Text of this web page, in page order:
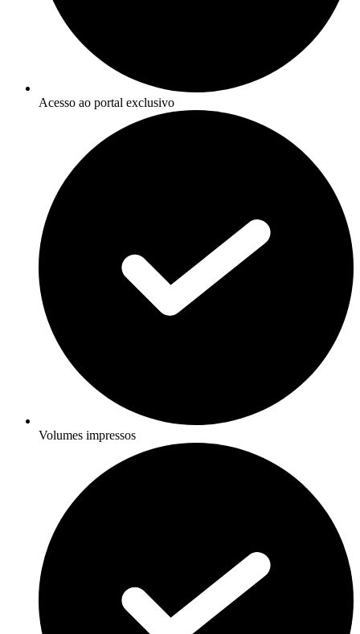
Acesso ao portal exclusivo
Volumes impressos